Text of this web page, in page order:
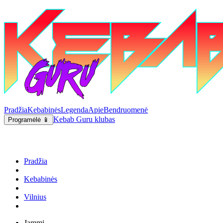
PradžiaKebabinėsLegendaApieBendruomenė
Programėlė 📱 Kebab Guru klubas
Pradžia
Kebabinės
Vilnius